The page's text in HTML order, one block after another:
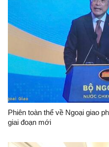
Phiên toàn thể về Ngoại giao
giai đoạn mới